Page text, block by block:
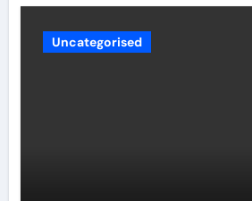
Uncategorised